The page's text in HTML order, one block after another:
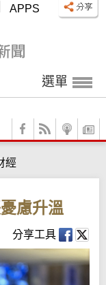
APPS
選單
經
慮升溫
分享工具